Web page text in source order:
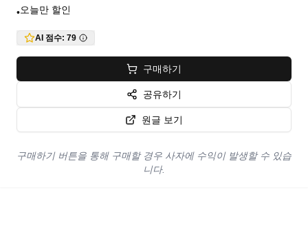
•오늘만 할인
AI 점수: 79
구매하기
공유하기
원글 보기
구매하기 버튼을 통해 구매할 경우 사자에 수익이 발생할 수 있습
니다.